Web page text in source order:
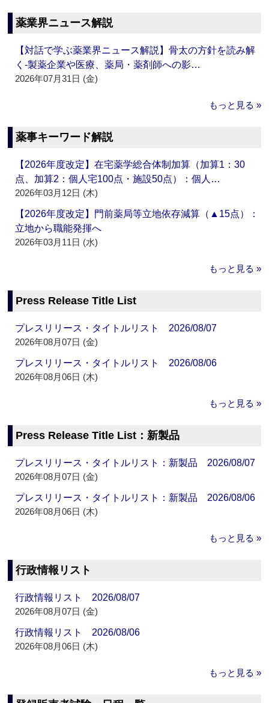
薬業界ニュース解説
【対話で学ぶ薬業界ニュース解説】骨太の方針を読み解
く‐製薬企業や医療、薬局・薬剤師への影…
2026年07月31日 (金)
もっと見る »
薬事キーワード解説
【2026年度改定】在宅薬学総合体制加算（加算1：30
点、加算2：個人宅100点・施設50点）：個人…
2026年03月12日 (木)
【2026年度改定】門前薬局等立地依存減算（▲15点）：
立地から職能発揮へ
2026年03月11日 (水)
もっと見る »
Press Release Title List
プレスリリース・タイトルリスト 2026/08/07
2026年08月07日 (金)
プレスリリース・タイトルリスト 2026/08/06
2026年08月06日 (木)
もっと見る »
Press Release Title List：新製品
プレスリリース・タイトルリスト：新製品 2026/08/07
2026年08月07日 (金)
プレスリリース・タイトルリスト：新製品 2026/08/06
2026年08月06日 (木)
もっと見る »
行政情報リスト
行政情報リスト 2026/08/07
2026年08月07日 (金)
行政情報リスト 2026/08/06
2026年08月06日 (木)
もっと見る »